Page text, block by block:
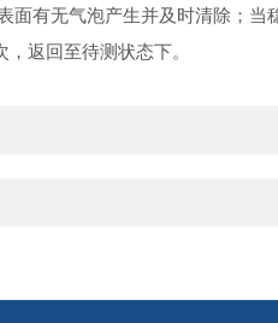
有无气泡产生并及时清除；当
，返回至待测状态下。